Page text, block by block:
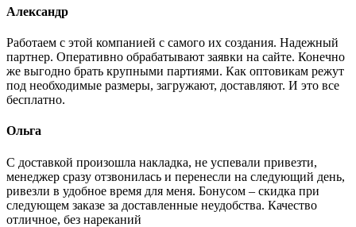
Александр
Работаем с этой компанией с самого их создания. Надежный
партнер. Оперативно обрабатывают заявки на сайте. Конечно
же выгодно брать крупными партиями. Как оптовикам режут
под необходимые размеры, загружают, доставляют. И это все
бесплатно.
Ольга
С доставкой произошла накладка, не успевали привезти,
менеджер сразу отзвонилась и перенесли на следующий день,
ривезли в удобное время для меня. Бонусом – скидка при
следующем заказе за доставленные неудобства. Качество
отличное, без нареканий